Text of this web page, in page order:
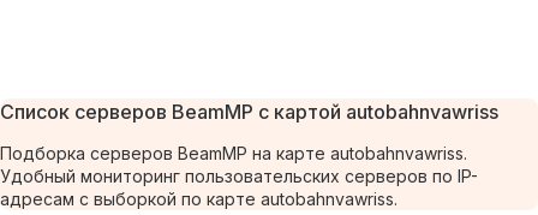
Список серверов BeamMP с картой autobahnvawriss
Подборка серверов BeamMP на карте autobahnvawriss.
Удобный мониторинг пользовательских серверов по IP-
адресам с выборкой по карте autobahnvawriss.